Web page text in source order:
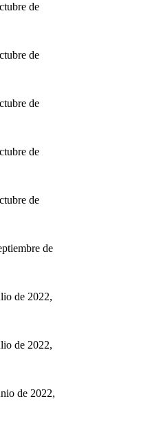
de
de
de
de
de
de
de 2022,
de 2022,
de 2022,